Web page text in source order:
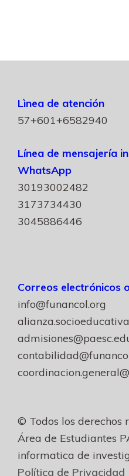
Lìnea de atención
57+601+6582940
Línea de mensajería
WhatsApp
30193002482
3173734430
3045886446
Correos electrónicos
info@funancol.org
© Todos los derechos
Área de Estudiantes
informatica de
Política de Privacidad